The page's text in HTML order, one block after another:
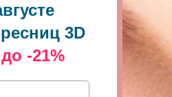
3D
-21%